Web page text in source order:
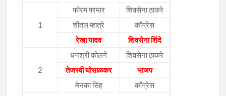
1
फोरम परमार
शिवसेना ठाकरे
शीतल म्हात्रे
काँग्रेस
रेखा यादव
शिवसेना शिंदे
2
धनश्री कोलगे
शिवसेना ठाकरे
तेजस्वी घोसाळकर
भाजप
मेनका सिंह
काँग्रेस